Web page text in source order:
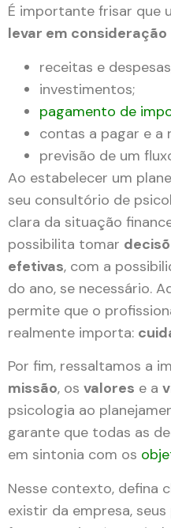
É importante frisar que
levar em consideração
receitas e
investimentos;
pagamento de
contas a pagar e a
previsão de um
Ao estabelecer um
seu consultório de
clara da situação
possibilita tomar
efetivas, com a
do ano, se necessário.
permite que o
realmente importa:
Por fim, ressaltamos a
missão, os valores e a
psicologia ao
garante que todas as
em sintonia com os
Nesse contexto, defina
existir da empresa,